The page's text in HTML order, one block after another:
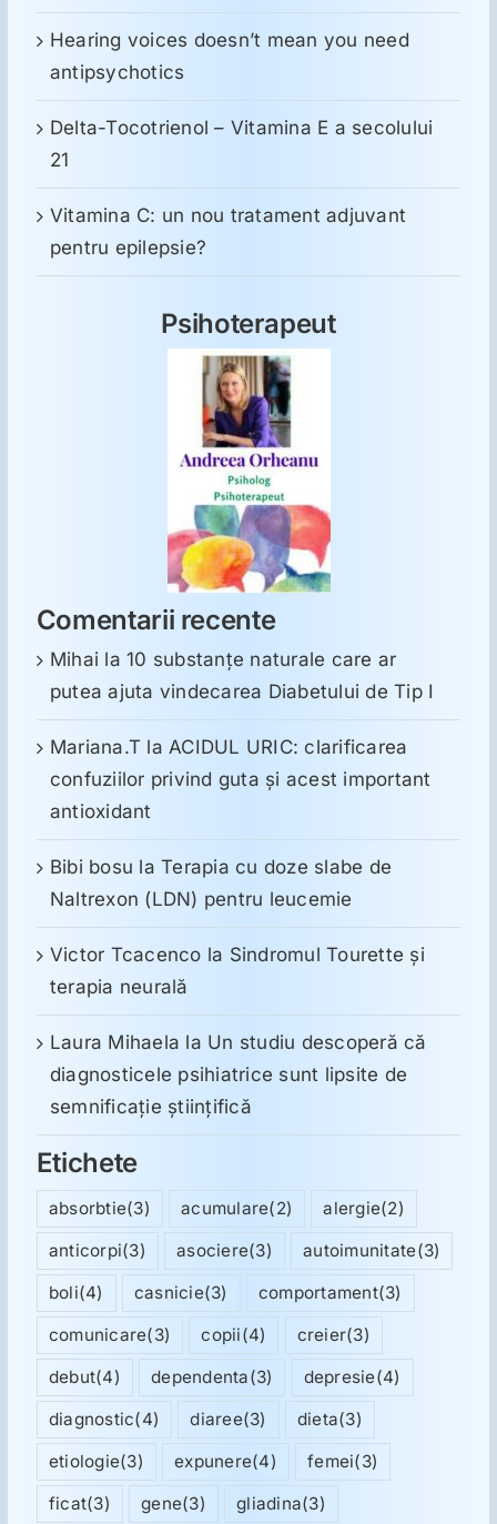
Hearing voices doesn’t mean you need
antipsychotics
Delta-Tocotrienol – Vitamina E a secolului
21
Vitamina C: un nou tratament adjuvant
pentru epilepsie?
Psihoterapeut
Comentarii recente
Mihai la10 substanţe naturale care ar
putea ajuta vindecarea Diabetului de Tip I
Mariana.T laACIDUL URIC: clarificarea
confuziilor privind guta și acest important
antioxidant
Bibi bosu laTerapia cu doze slabe de
Naltrexon (LDN) pentru leucemie
Victor Tcacenco la Sindromul Tourette şi
terapia neurală
Laura Mihaela la Un studiu descoperă că
diagnosticele psihiatrice sunt lipsite de
semnificație științifică
Etichete
absorbtie(3) acumulare(2) alergie(2)
anticorpi(3) asociere(3) autoimunitate(3)
boli(4) casnicie(3) comportament(3)
comunicare(3) copii(4) creier(3)
debut(4) dependenta(3) depresie(4)
diagnostic(4) diaree(3) dieta(3)
etiologie(3) expunere(4) femei(3)
ficat(3) gene(3) gliadina(3)